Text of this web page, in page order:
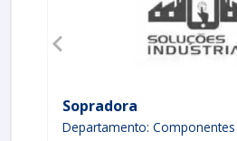
Sopradora
Departamento: